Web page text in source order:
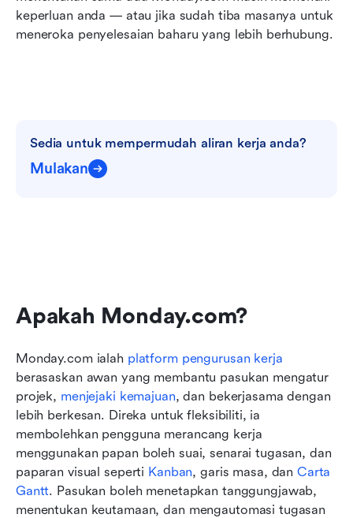
keperluan anda — atau jika sudah tiba masanya untuk
meneroka penyelesaian baharu yang lebih berhubung.
Sedia untuk mempermudah aliran kerja anda?
Mulakan
Apakah Monday.com?
Monday.com ialah platform pengurusan kerja
berasaskan awan yang membantu pasukan mengatur
projek, menjejaki kemajuan, dan bekerjasama dengan
lebih berkesan. Direka untuk fleksibiliti, ia
membolehkan pengguna merancang kerja
menggunakan papan boleh suai, senarai tugasan, dan
paparan visual seperti Kanban, garis masa, dan Carta
Gantt. Pasukan boleh menetapkan tanggungjawab,
menentukan keutamaan, dan mengautomasi tugasan